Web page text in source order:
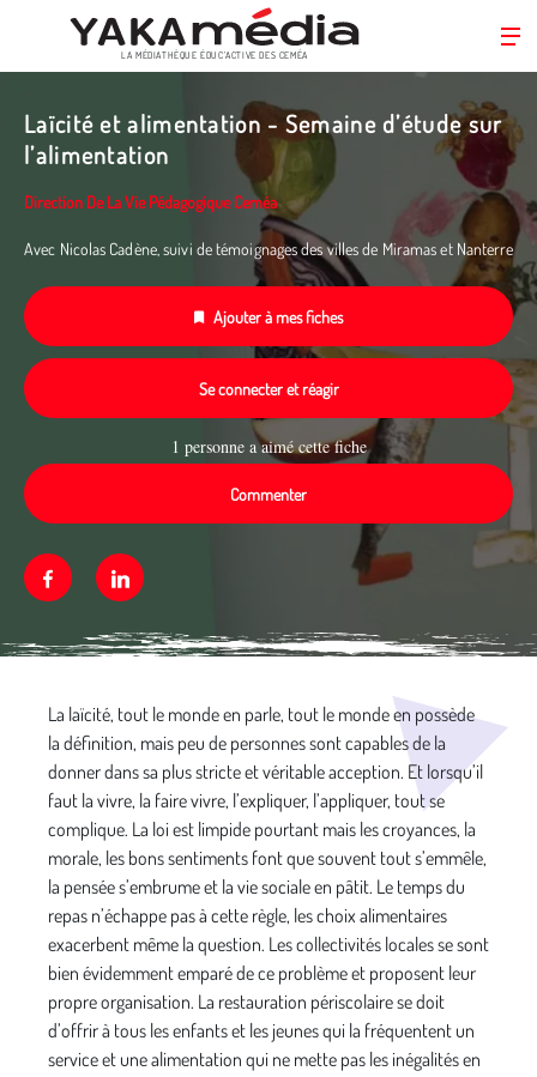
contenu
LA MÉDIATHÈQUE ÉDUC’ACTIVE DES CEMÉA
Laïcité et alimentation - Semaine d’étude sur
l’alimentation
Direction De La Vie Pédagogique Ceméa
Avec Nicolas Cadène, suivi de témoignages des villes de Miramas et Nanterre
Ajouter à mes fiches
Se connecter et réagir
1 personne a aimé cette fiche
Commenter
FacebookLinkedin
La laïcité, tout le monde en parle, tout le monde en possède
la définition, mais peu de personnes sont capables de la
donner dans sa plus stricte et véritable acception. Et lorsqu’il
faut la vivre, la faire vivre, l’expliquer, l’appliquer, tout se
complique. La loi est limpide pourtant mais les croyances, la
morale, les bons sentiments font que souvent tout s’emmêle,
la pensée s’embrume et la vie sociale en pâtit. Le temps du
repas n’échappe pas à cette règle, les choix alimentaires
exacerbent même la question. Les collectivités locales se sont
bien évidemment emparé de ce problème et proposent leur
propre organisation. La restauration périscolaire se doit
d’offrir à tous les enfants et les jeunes qui la fréquentent un
service et une alimentation qui ne mette pas les inégalités en